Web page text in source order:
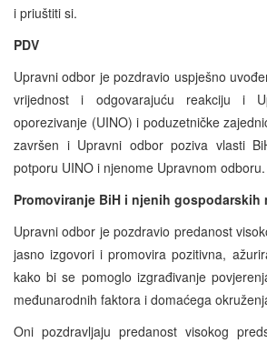
i priuštiti si.
PDV
Upravni odbor je pozdravio uspješno
vrijednost i odgovarajuću reakciju i
oporezivanje (UINO) i poduzetničke
završen i Upravni odbor poziva vlasti
potporu UINO i njenome Upravnom odboru.
Promoviranje BiH i njenih gospodarskih
Upravni odbor je pozdravio predanost
jasno izgovori i promovira pozitivna,
kako bi se pomoglo izgrađivanje
međunarodnih faktora i domaćega
Oni pozdravljaju predanost visokog